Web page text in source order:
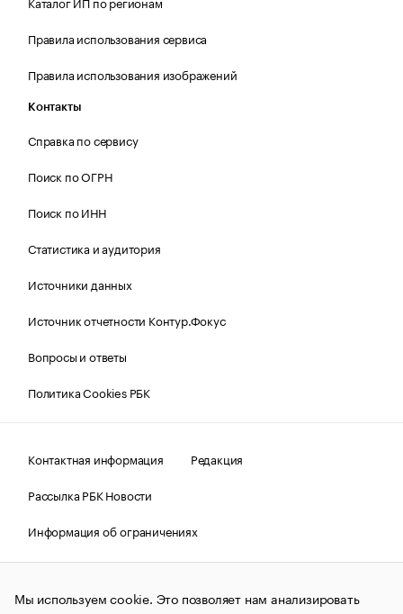
Правила использования сервиса
Правила использования изображений
Контакты
Справка по сервису
Поиск по ОГРН
Поиск по ИНН
Статистика и аудитория
Источники данных
Источник отчетности Контур.Фокус
Вопросы и ответы
Политика Cookies РБК
Контактная информация
Редакция
Рассылка РБК Новости
Информация об ограничениях
Правовая информация
О соблюдении авторских прав
© АО «РОСБИЗНЕСКОНСАЛТИНГ»,1995–2026.Сообщения
Мы используем cookie. Это позволяет нам анализировать